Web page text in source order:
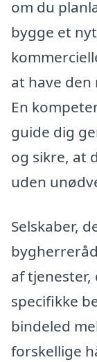
om du
bygge et
at have
En
guide dig
og sikre, at
uden
Selskaber,
af tjenester,
specifikke
bindeled
forskellige